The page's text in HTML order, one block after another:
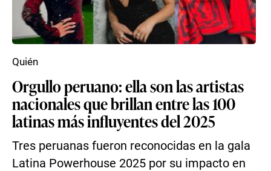
Orgullo peruano: ella son las artistas
nacionales que brillan entre las 100
latinas más influyentes del 2025
Tres peruanas fueron reconocidas en la gala
Latina Powerhouse 2025 por su impacto en
Quién